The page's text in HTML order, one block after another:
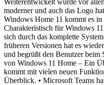
Weiterentwickelt wurde vor
moderner und auch das Logo
Windows Home 11 kommt es
Charakteristisch für Windows
sich durch das komplette
früheren Versionen hat es
und begrüßt den Benutzer beim
von Windows 11 Home – Ein
kommt mit vielen neuen
Überblick. • Microsoft Teams